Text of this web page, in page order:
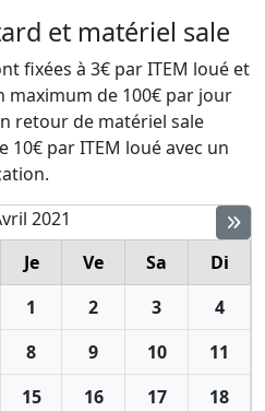
et matériel sale
fixées à 3€ par ITEM loué et
maximum de 100€ par jour
retour de matériel sale
par ITEM loué avec un
2021
Je Ve Sa
Di
1 2 3
4
8 9 10
11
15 16 17
18